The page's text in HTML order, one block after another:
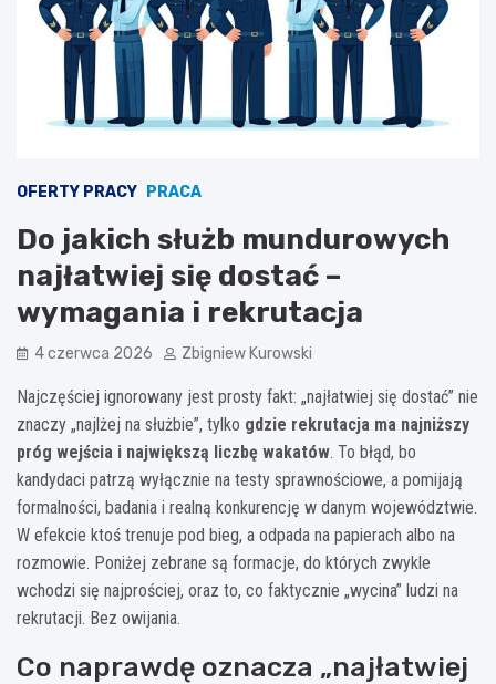
OFERTY PRACY PRACA
Do jakich służb mundurowych
najłatwiej się dostać –
wymagania i rekrutacja
4 czerwca 2026 Zbigniew Kurowski
Najczęściej ignorowany jest prosty fakt: „najłatwiej się dostać” nie
znaczy „najlżej na służbie”, tylko gdzie rekrutacja ma najniższy
próg wejścia i największą liczbę wakatów. To błąd, bo
kandydaci patrzą wyłącznie na testy sprawnościowe, a pomijają
formalności, badania i realną konkurencję w danym województwie.
W efekcie ktoś trenuje pod bieg, a odpada na papierach albo na
rozmowie. Poniżej zebrane są formacje, do których zwykle
wchodzi się najprościej, oraz to, co faktycznie „wycina” ludzi na
rekrutacji. Bez owijania.
Co naprawdę oznacza „najłatwiej